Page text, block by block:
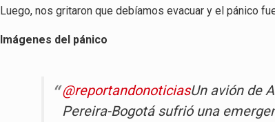
Luego, nos gritaron que debíamos evacuar y el pánico
Imágenes del pánico
@reportandonoticiasUn avión de
Pereira-Bogotá sufrió una